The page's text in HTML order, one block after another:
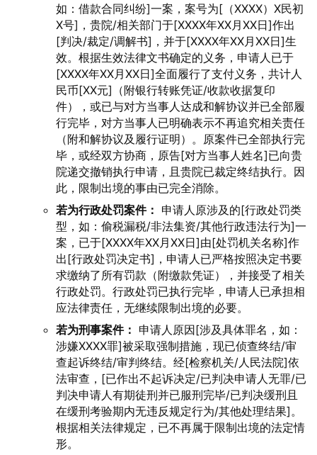
如：借款合同纠纷]一案，案号为[（XXXX）X民初
X号]，贵院/相关部门于[XXXX年XX月XX日]作出
[判决/裁定/调解书]，并于[XXXX年XX月XX日]生
效。根据生效法律文书确定的义务，申请人已于
[XXXX年XX月XX日]全面履行了支付义务，共计人
民币[XX元]（附银行转账凭证/收款收据复印
件），或已与对方当事人达成和解协议并已全部履
行完毕，对方当事人已明确表示不再追究相关责任
（附和解协议及履行证明）。原案件已全部执行完
毕，或经双方协商，原告[对方当事人姓名]已向贵
院递交撤销执行申请，且贵院已裁定终结执行。因
此，限制出境的事由已完全消除。
若为行政处罚案件： 申请人原涉及的[行政处罚类
型，如：偷税漏税/非法集资/其他行政违法行为]一
案，已于[XXXX年XX月XX日]由[处罚机关名称]作
出[行政处罚决定书]，申请人已严格按照决定书要
求缴纳了所有罚款（附缴款凭证），并接受了相关
行政处罚。行政处罚已执行完毕，申请人已承担相
应法律责任，无继续限制出境的必要。
若为刑事案件： 申请人原因[涉及具体罪名，如：
涉嫌XXXX罪]被采取强制措施，现已侦查终结/审
查起诉终结/审判终结。经[检察机关/人民法院]依
法审查，[已作出不起诉决定/已判决申请人无罪/已
判决申请人有期徒刑并已服刑完毕/已判决缓刑且
在缓刑考验期内无违反规定行为/其他处理结果]。
根据相关法律规定，已不再属于限制出境的法定情
形。